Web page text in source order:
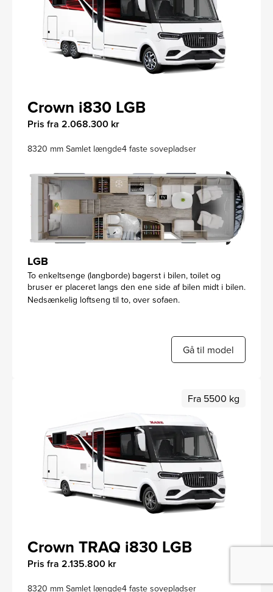
Crown i830 LGB
Pris fra 2.068.300 kr
8320 mm Samlet længde4 faste sovepladser
LGB
To enkeltsenge (langborde) bagerst i bilen, toilet og
bruser er placeret langs den ene side af bilen midt i bilen.
Nedsænkelig loftseng til to, over sofaen.
Gå til model
Fra 5500 kg
Crown TRAQ i830 LGB
Pris fra 2.135.800 kr
8320 mm Samlet længde4 faste sovepladser